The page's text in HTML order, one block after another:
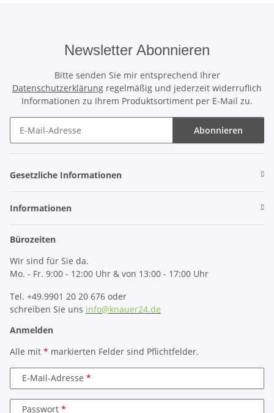
Newsletter Abonnieren
Bitte senden Sie mir entsprechend Ihrer
Datenschutzerklärung regelmäßig und jederzeit widerruflich
Informationen zu Ihrem Produktsortiment per E-Mail zu.
Abonnieren
Gesetzliche Informationen
Informationen
Bürozeiten
Wir sind für Sie da.
Mo. - Fr. 9:00 - 12:00 Uhr & von 13:00 - 17:00 Uhr
Tel. +49.9901 20 20 676 oder
schreiben Sie uns info@knauer24.de
Anmelden
Alle mit * markierten Felder sind Pflichtfelder.
E-Mail-Adresse
Passwort